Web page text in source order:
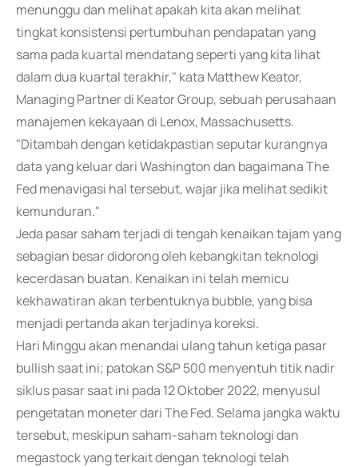
menunggu dan melihat apakah kita akan melihat
tingkat konsistensi pertumbuhan pendapatan yang
sama pada kuartal mendatang seperti yang kita lihat
dalam dua kuartal terakhir," kata Matthew Keator,
Managing Partner di Keator Group, sebuah perusahaan
manajemen kekayaan di Lenox, Massachusetts.
"Ditambah dengan ketidakpastian seputar kurangnya
data yang keluar dari Washington dan bagaimana The
Fed menavigasi hal tersebut, wajar jika melihat sedikit
kemunduran."
Jeda pasar saham terjadi di tengah kenaikan tajam yang
sebagian besar didorong oleh kebangkitan teknologi
kecerdasan buatan. Kenaikan ini telah memicu
kekhawatiran akan terbentuknya bubble, yang bisa
menjadi pertanda akan terjadinya koreksi.
Hari Minggu akan menandai ulang tahun ketiga pasar
bullish saat ini; patokan S&P 500 menyentuh titik nadir
siklus pasar saat ini pada 12 Oktober 2022, menyusul
pengetatan moneter dari The Fed. Selama jangka waktu
tersebut, meskipun saham-saham teknologi dan
megastock yang terkait dengan teknologi telah